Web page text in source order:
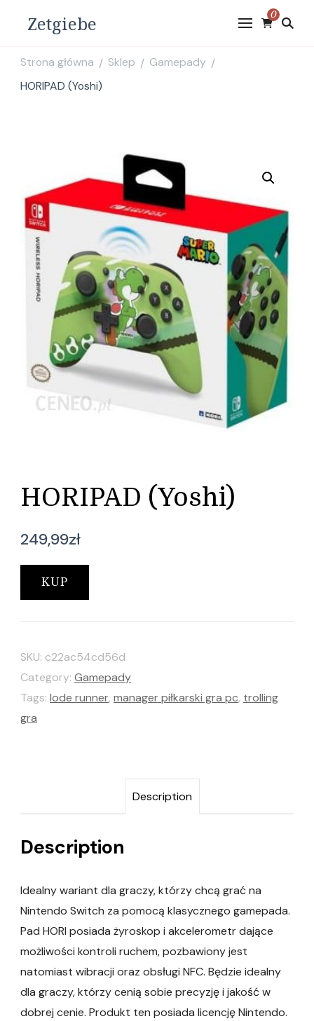
Zetgiebe 0
Strona główna / Sklep / Gamepady /
HORIPAD (Yoshi)
HORIPAD (Yoshi)
249,99zł
KUP
SKU: c22ac54cd56d
Category: Gamepady
Tags: lode runner, manager piłkarski gra pc, trolling
gra
Description
Description
Idealny wariant dla graczy, którzy chcą grać na
Nintendo Switch za pomocą klasycznego gamepada.
Pad HORI posiada żyroskop i akcelerometr dające
możliwości kontroli ruchem, pozbawiony jest
natomiast wibracji oraz obsługi NFC. Będzie idealny
dla graczy, którzy cenią sobie precyzję i jakość w
dobrej cenie. Produkt ten posiada licencję Nintendo.